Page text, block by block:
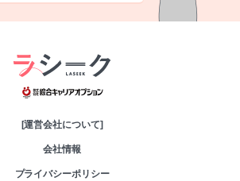
[運営会社について]
会社情報
プライバシーポリシー